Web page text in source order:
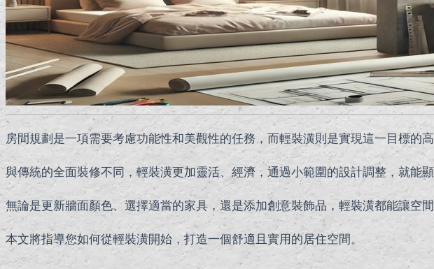
房間規劃是一項需要考慮功能性和美觀性的任務，而輕裝潢則是實現這一目標的
與傳統的全面裝修不同，輕裝潢更加靈活、經濟，通過小範圍的設計調整，就能顯
無論是更新牆面顏色、選擇適當的家具，還是添加創意裝飾品，輕裝潢都能讓空
本文將指導您如何從輕裝潢開始，打造一個舒適且實用的居住空間。